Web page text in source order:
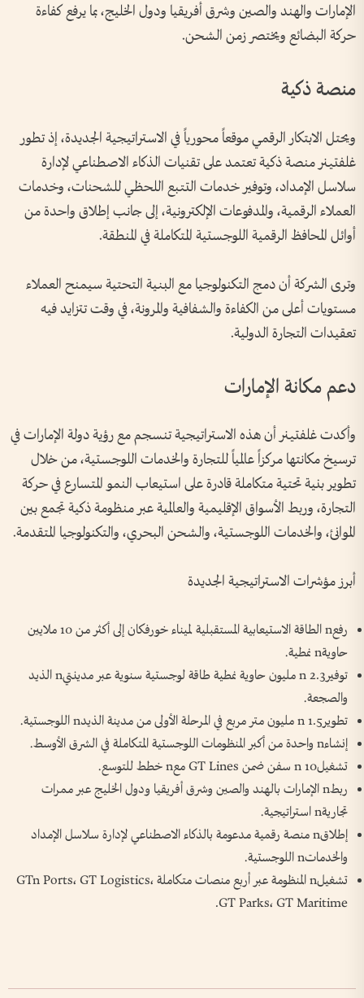
الإمارات والهند والصين وشرق أفريقيا ودول الخليج، بما يرفع كفاءة
حركة البضائع ويختصر زمن الشحن.
منصة ذكية
ويحتل الابتكار الرقمي موقعاً محورياً في الاستراتيجية الجديدة، إذ تطور
غلفتينر منصة ذكية تعتمد على تقنيات الذكاء الاصطناعي لإدارة
سلاسل الإمداد، وتوفير خدمات التتبع اللحظي للشحنات، وخدمات
العملاء الرقمية، والمدفوعات الإلكترونية، إلى جانب إطلاق واحدة من
أوائل المحافظ الرقمية اللوجستية المتكاملة في المنطقة.
وترى الشركة أن دمج التكنولوجيا مع البنية التحتية سيمنح العملاء
مستويات أعلى من الكفاءة والشفافية والمرونة، في وقت تتزايد فيه
تعقيدات التجارة الدولية.
دعم مكانة الإمارات
وأكدت غلفتينر أن هذه الاستراتيجية تنسجم مع رؤية دولة الإمارات في
ترسيخ مكانتها مركزاً عالمياً للتجارة والخدمات اللوجستية، من خلال
تطوير بنية تحتية متكاملة قادرة على استيعاب النمو المتسارع في حركة
التجارة، وربط الأسواق الإقليمية والعالمية عبر منظومة ذكية تجمع بين
الموانئ، والخدمات اللوجستية، والشحن البحري، والتكنولوجيا المتقدمة.
أبرز مؤشرات الاستراتيجية الجديدة
رفعn الطاقة الاستيعابية المستقبلية لميناء خورفكان إلى أكثر من 10 ملايين
حاويةn نمطية.
توفيرn 2.3 مليون حاوية نمطية طاقة لوجستية سنوية عبر مدينتيn الذيد
والصجعة.
تطويرn 1.5 مليون متر مربع في المرحلة الأولى من مدينة الذيدn اللوجستية.
إنشاءn واحدة من أكبر المنظومات اللوجستية المتكاملة في الشرق الأوسط.
تشغيلn 10 سفن ضمن GT Lines معn خطط للتوسع.
ربطn الإمارات بالهند والصين وشرق أفريقيا ودول الخليج عبر ممرات
تجاريةn استراتيجية.
إطلاقn منصة رقمية مدعومة بالذكاء الاصطناعي لإدارة سلاسل الإمداد
والخدماتn اللوجستية.
تشغيلn المنظومة عبر أربع منصات متكاملة GTn Ports، GT Logistics،
GT Parks، GT Maritime.